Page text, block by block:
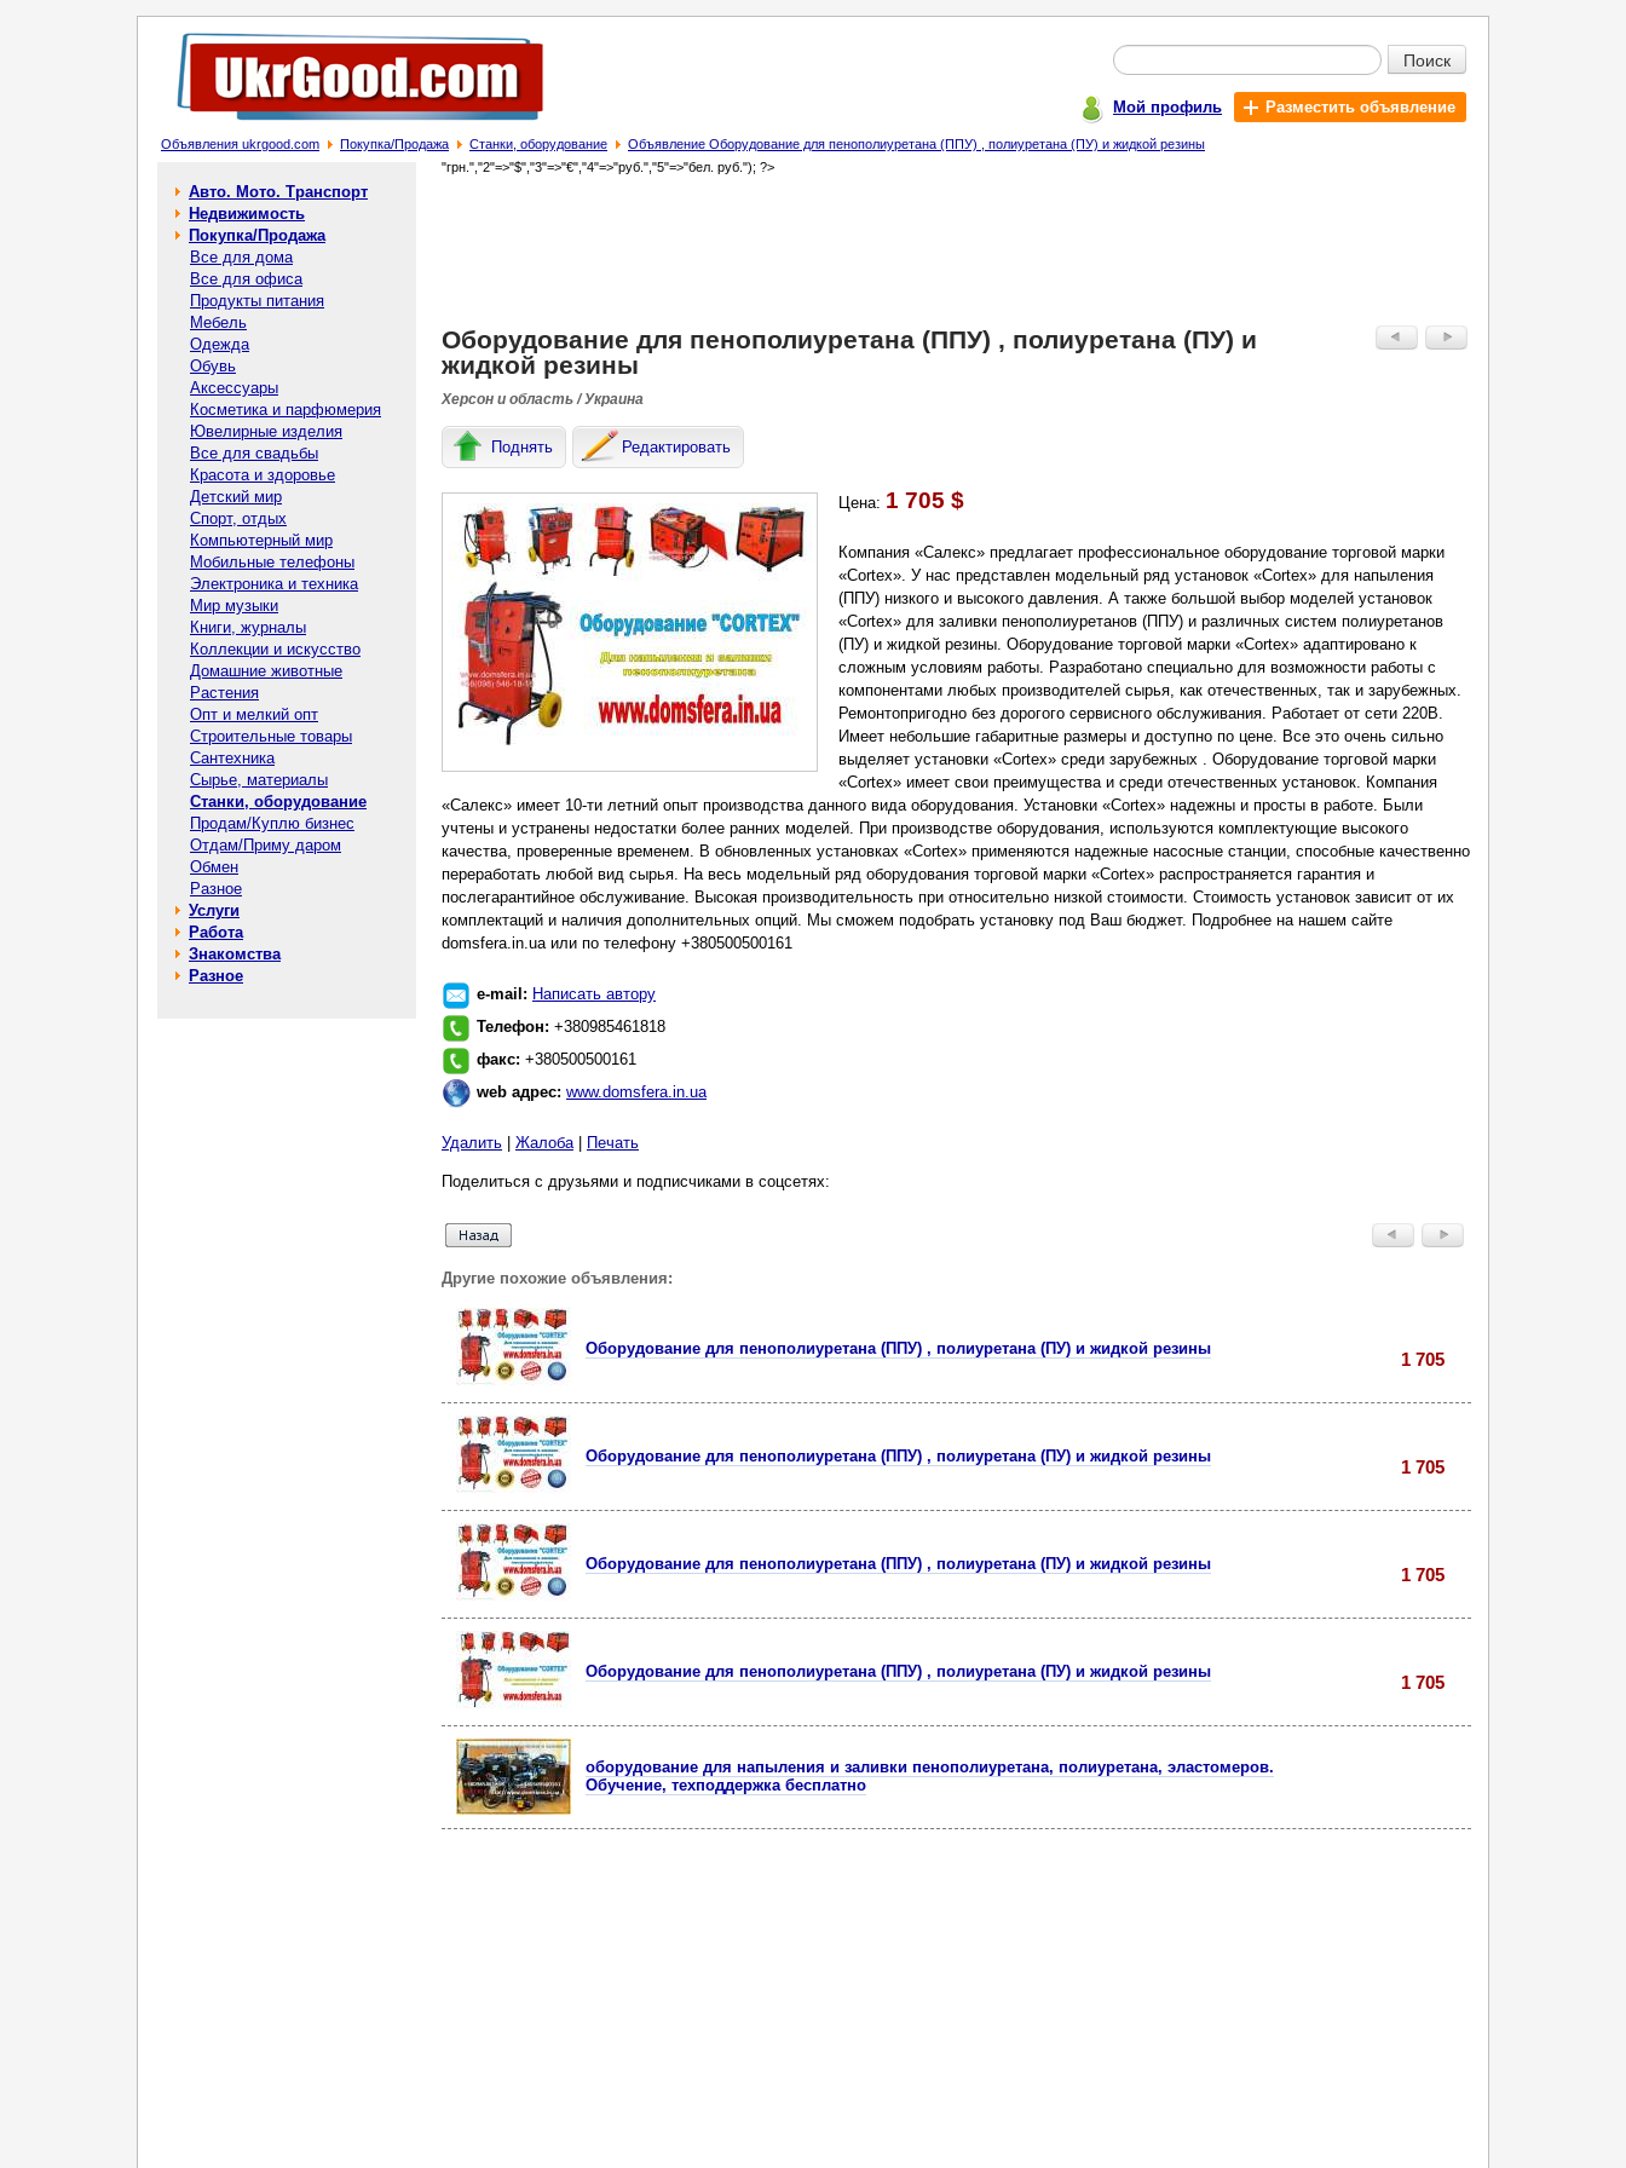
Поиск
Мой профиль Разместить объявление
Объявления ukrgood.com Покупка/Продажа Станки, оборудование Объявление Оборудование для пенополиуретана (ППУ) , полиуретана (ПУ) и жидкой резины
Авто. Мото. Транспорт
Недвижимость
Покупка/Продажа
Все для дома
Все для офиса
Продукты питания
Мебель
Одежда
Обувь
Аксессуары
Косметика и парфюмерия
Ювелирные изделия
Все для свадьбы
Красота и здоровье
Детский мир
Спорт, отдых
Компьютерный мир
Мобильные телефоны
Электроника и техника
Мир музыки
Книги, журналы
Коллекции и искусство
Домашние животные
Растения
Опт и мелкий опт
Строительные товары
Сантехника
Сырье, материалы
Станки, оборудование
Продам/Куплю бизнес
Отдам/Приму даром
Обмен
Разное
Услуги
Работа
Знакомства
Разное
"грн.","2"=>"$","3"=>"€","4"=>"руб.","5"=>"бел. руб."); ?>
Оборудование для пенополиуретана (ППУ) , полиуретана (ПУ) и
жидкой резины
Херсон и область / Украина
Поднять Редактировать
Цена: 1 705 $
Компания «Салекс» предлагает профессиональное оборудование торговой марки
«Cortex». У нас представлен модельный ряд установок «Cortex» для напыления
(ППУ) низкого и высокого давления. А также большой выбор моделей установок
«Cortex» для заливки пенополиуретанов (ППУ) и различных систем полиуретанов
(ПУ) и жидкой резины. Оборудование торговой марки «Cortex» адаптировано к
сложным условиям работы. Разработано специально для возможности работы с
компонентами любых производителей сырья, как отечественных, так и зарубежных.
Ремонтопригодно без дорогого сервисного обслуживания. Работает от сети 220В.
Имеет небольшие габаритные размеры и доступно по цене. Все это очень сильно
выделяет установки «Cortex» среди зарубежных . Оборудование торговой марки
«Cortex» имеет свои преимущества и среди отечественных установок. Компания
«Салекс» имеет 10-ти летний опыт производства данного вида оборудования. Установки «Cortex» надежны и просты в работе. Были
учтены и устранены недостатки более ранних моделей. При производстве оборудования, используются комплектующие высокого
качества, проверенные временем. В обновленных установках «Cortex» применяются надежные насосные станции, способные качественно
переработать любой вид сырья. На весь модельный ряд оборудования торговой марки «Cortex» распространяется гарантия и
послегарантийное обслуживание. Высокая производительность при относительно низкой стоимости. Стоимость установок зависит от их
комплектаций и наличия дополнительных опций. Мы сможем подобрать установку под Ваш бюджет. Подробнее на нашем сайте
domsfera.in.ua или по телефону ‎‎+380500500161
e-mail: Написать автору
Телефон: +380985461818
факс: +380500500161
web адрес: www.domsfera.in.ua
Удалить Жалоба| Печать
Поделиться с друзьями и подписчиками в соцсетях:
Другие похожие объявления:
Оборудование для пенополиуретана (ППУ) , полиуретана (ПУ) и жидкой резины
1 705
Оборудование для пенополиуретана (ППУ) , полиуретана (ПУ) и жидкой резины
1 705
Оборудование для пенополиуретана (ППУ) , полиуретана (ПУ) и жидкой резины
1 705
Оборудование для пенополиуретана (ППУ) , полиуретана (ПУ) и жидкой резины
1 705
оборудование для напыления и заливки пенополиуретана, полиуретана, эластомеров.
Обучение, техподдержка бесплатно